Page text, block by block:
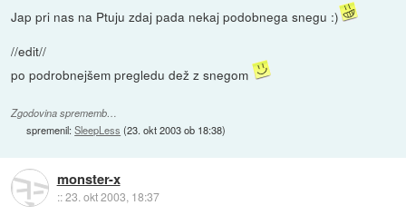
Jap pri nas na Ptuju zdaj pada nekaj podobnega snegu :)
//edit//
po podrobnejšem pregledu dež z snegom
Zgodovina sprememb…
spremenil:SleepLess (23. okt 2003 ob 18:38)
monster-x
::23. okt 2003, 18:37